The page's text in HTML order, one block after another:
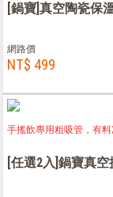
[鍋寶]真空陶瓷保
網路價
NT$ 499
手搖飲專用粗吸管，有料
[任選2入]鍋寶真